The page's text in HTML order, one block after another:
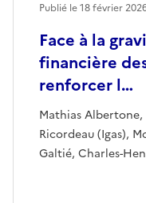
Face à la
financière
renforcer l…
Mathias Albertone,
Ricordeau (Igas),
Galtié, Charles-
Publié le18 février